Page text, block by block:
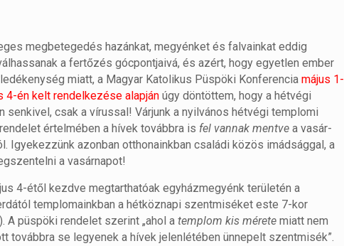
megbetegedés hazánkat, megyénket és falvainkat eddig
a fertőzés gócpontjaivá, és azért, hogy egyetlen ember
miatt, a Magyar Katolikus Püspöki Konferenciamájus 1-
4-én kelt rendelkezése alapján úgy döntöttem, hogy a hétvégi
senkivel, csak a vírussal! Várjunk a nyilvános hétvégi templomi
értelmében a hívek továbbra is fel vannak mentve a vasár-
azonban otthonainkban családi közös imádsággal, a
a vasárnapot!
4-étől kezdve megtarthatóak egyházmegyénk területén a
templomainkban a hétköznapi szentmiséket este 7-kor
A püspöki rendelet szerint „ahol atemplom kis mérete miatt nem
se legyenek a hívek jelenlétében ünnepelt szentmisék”.